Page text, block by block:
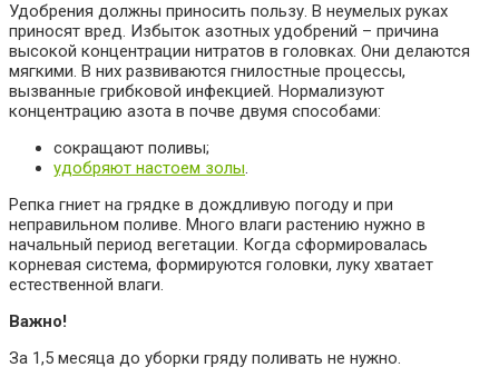
Удобрения должны приносить пользу. В неумелых руках
приносят вред. Избыток азотных удобрений – причина
высокой концентрации нитратов в головках. Они делаются
мягкими. В них развиваются гнилостные процессы,
вызванные грибковой инфекцией. Нормализуют
концентрацию азота в почве двумя способами:
сокращают поливы;
удобряют настоем золы.
Репка гниет на грядке в дождливую погоду и при
неправильном поливе. Много влаги растению нужно в
начальный период вегетации. Когда сформировалась
корневая система, формируются головки, луку хватает
естественной влаги.
Важно!
За 1,5 месяца до уборки гряду поливать не нужно.